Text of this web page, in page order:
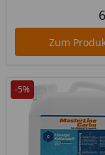
Zum
-5%